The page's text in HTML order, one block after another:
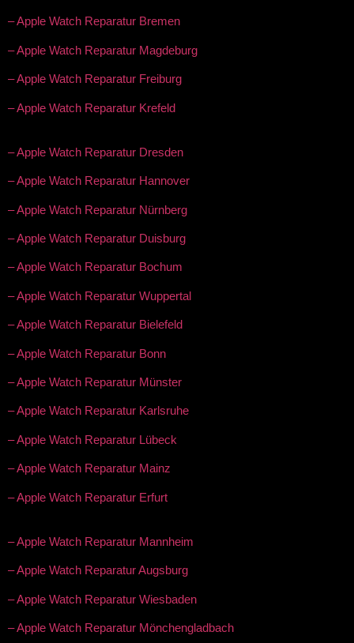
– Apple Watch Reparatur Bremen
– Apple Watch Reparatur Magdeburg
– Apple Watch Reparatur Freiburg
– Apple Watch Reparatur Krefeld
– Apple Watch Reparatur Dresden
– Apple Watch Reparatur Hannover
– Apple Watch Reparatur Nürnberg
– Apple Watch Reparatur Duisburg
– Apple Watch Reparatur Bochum
– Apple Watch Reparatur Wuppertal
– Apple Watch Reparatur Bielefeld
– Apple Watch Reparatur Bonn
– Apple Watch Reparatur Münster
– Apple Watch Reparatur Karlsruhe
– Apple Watch Reparatur Lübeck
– Apple Watch Reparatur Mainz
– Apple Watch Reparatur Erfurt
– Apple Watch Reparatur Mannheim
– Apple Watch Reparatur Augsburg
– Apple Watch Reparatur Wiesbaden
– Apple Watch Reparatur Mönchengladbach